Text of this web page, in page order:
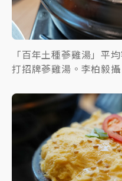
「百年土種蔘雞湯」平
打招牌蔘雞湯。李柏毅攝